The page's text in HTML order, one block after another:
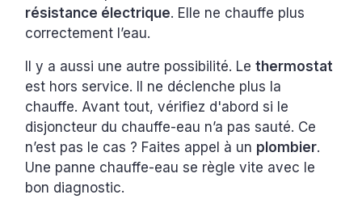
résistance électrique. Elle ne chauffe plus
correctement l’eau.
Il y a aussi une autre possibilité. Lethermostat
est hors service. Il ne déclenche plus la
chauffe. Avant tout, vérifiez d'abord si le
disjoncteur du chauffe-eau n’a pas sauté. Ce
n’est pas le cas ? Faites appel à un plombier.
Une panne chauffe-eau se règle vite avec le
bon diagnostic.